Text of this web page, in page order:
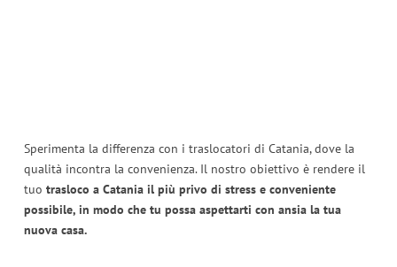
Sperimenta la differenza con i traslocatori di Catania, dove la
qualità incontra la convenienza. Il nostro obiettivo è rendere il
tuo trasloco a Catania il più privo di stress e conveniente
possibile, in modo che tu possa aspettarti con ansia la tua
nuova casa.